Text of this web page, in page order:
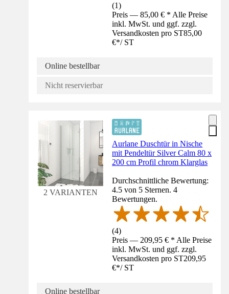
(1)
Preis — 85,00 € * Alle Preise
inkl. MwSt. und ggf. zzgl.
Versandkosten pro ST85,00
€*/ ST
Online bestellbar
Nicht reservierbar
2 VARIANTEN
Aurlane Duschtür in Nische
mit Pendeltür Silver Calm 80 x
200 cm Profil chrom Klarglas
Durchschnittliche Bewertung:
4.5 von 5 Sternen. 4
Bewertungen.
(4)
Preis — 209,95 € * Alle Preise
inkl. MwSt. und ggf. zzgl.
Versandkosten pro ST209,95
€*/ ST
Online bestellbar